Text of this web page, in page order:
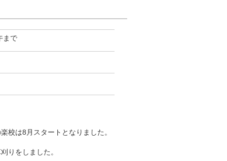
まで
校は8月スタートとなりました。
りをしました。